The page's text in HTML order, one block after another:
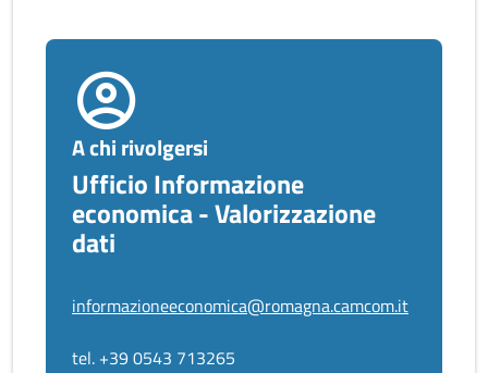
A chi rivolgersi
Ufficio Informazione
economica - Valorizzazione
dati
informazioneeconomica@romagna.camcom.it
tel. +39 0543 713265